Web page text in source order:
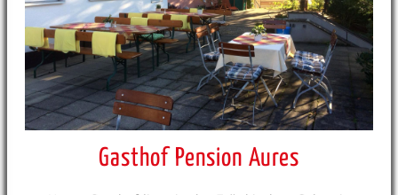
Gasthof Pension Aures